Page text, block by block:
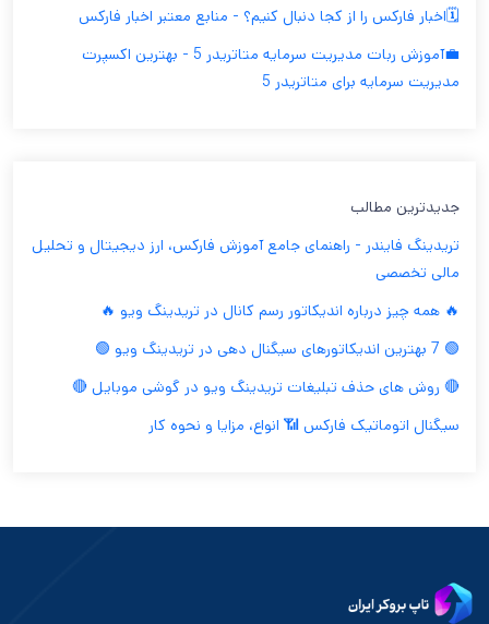
🗓️اخبار فارکس را از کجا دنبال کنیم؟ - منابع معتبر اخبار فارکس
💼آموزش ربات مدیریت سرمایه متاتریدر 5 - بهترین اکسپرت
مدیریت سرمایه برای متاتریدر 5
جدیدترین مطالب
تریدینگ فایندر - راهنمای جامع آموزش فارکس، ارز دیجیتال و تحلیل
مالی تخصصی
🔥 همه چیز درباره اندیکاتور رسم کانال در تریدینگ ویو 🔥
🟢 7 بهترین اندیکاتورهای سیگنال دهی در تریدینگ ویو 🟢
🔴 روش های حذف تبلیغات تریدینگ ویو در گوشی موبایل 🔴
سیگنال اتوماتیک فارکس 📶 انواع، مزایا و نحوه کار